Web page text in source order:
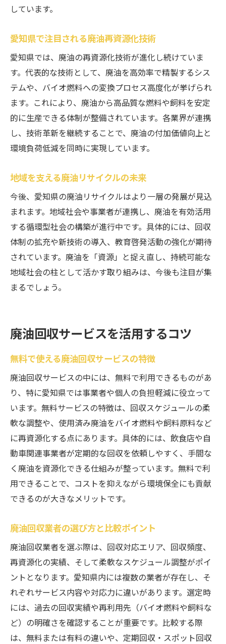
しています。
愛知県で注目される廃油再資源化技術
愛知県では、廃油の再資源化技術が進化し続けていま
す。代表的な技術として、廃油を高効率で精製するシス
テムや、バイオ燃料への変換プロセス高度化が挙げられ
ます。これにより、廃油から高品質な燃料や飼料を安定
的に生産できる体制が整備されています。各業界が連携
し、技術革新を継続することで、廃油の付加価値向上と
環境負荷低減を同時に実現しています。
地域を支える廃油リサイクルの未来
今後、愛知県の廃油リサイクルはより一層の発展が見込
まれます。地域社会や事業者が連携し、廃油を有効活用
する循環型社会の構築が進行中です。具体的には、回収
体制の拡充や新技術の導入、教育啓発活動の強化が期待
されています。廃油を「資源」と捉え直し、持続可能な
地域社会の柱として活かす取り組みは、今後も注目が集
まるでしょう。
廃油回収サービスを活用するコツ
無料で使える廃油回収サービスの特徴
廃油回収サービスの中には、無料で利用できるものがあ
り、特に愛知県では事業者や個人の負担軽減に役立って
います。無料サービスの特徴は、回収スケジュールの柔
軟な調整や、使用済み廃油をバイオ燃料や飼料原料など
に再資源化する点にあります。具体的には、飲食店や自
動車関連事業者が定期的な回収を依頼しやすく、手間な
く廃油を資源化できる仕組みが整っています。無料で利
用できることで、コストを抑えながら環境保全にも貢献
できるのが大きなメリットです。
廃油回収業者の選び方と比較ポイント
廃油回収業者を選ぶ際は、回収対応エリア、回収頻度、
再資源化の実績、そして柔軟なスケジュール調整がポイ
ントとなります。愛知県内には複数の業者が存在し、そ
れぞれサービス内容や対応力に違いがあります。選定時
には、過去の回収実績や再利用先（バイオ燃料や飼料な
ど）の明確さを確認することが重要です。比較する際
は、無料または有料の違いや、定期回収・スポット回収